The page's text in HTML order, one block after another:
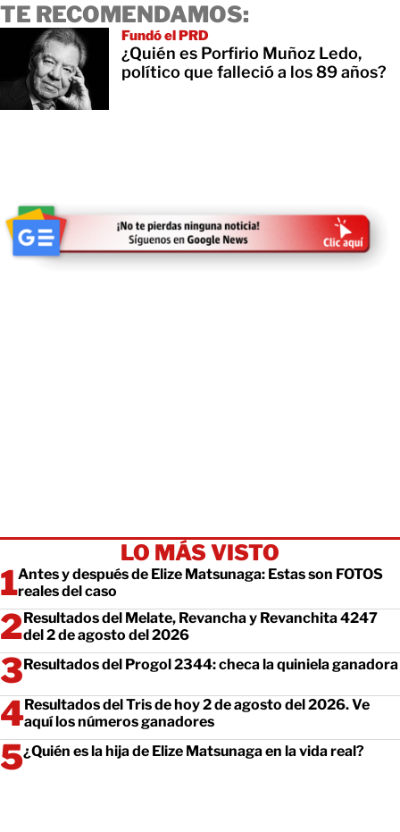
TE RECOMENDAMOS:
Fundó el PRD
¿Quién es Porfirio Muñoz Ledo,
político que falleció a los 89 años?
LO MÁS VISTO
Antes y después de Elize Matsunaga: Estas son FOTOS
reales del caso
Resultados del Melate, Revancha y Revanchita 4247
del 2 de agosto del 2026
Resultados del Progol 2344: checa la quiniela ganadora
Resultados del Tris de hoy 2 de agosto del 2026. Ve
aquí los números ganadores
¿Quién es la hija de Elize Matsunaga en la vida real?